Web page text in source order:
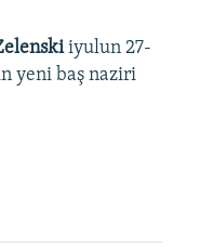
iyulun 27-
yeni baş naziri